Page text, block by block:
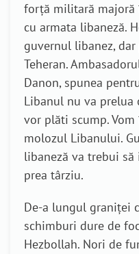
forță militară majoră
cu armata libaneză.
guvernul libanez,
Teheran.
Danon, spunea
Libanul nu va prelua
vor plăti scump.
molozul Libanului.
libaneză va trebui
prea târziu.
De-a lungul graniței
schimburi dure de
Hezbollah. Nori de